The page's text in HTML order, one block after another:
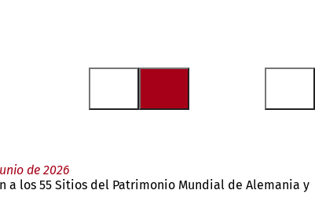
de 2026
a los 55 Sitios del Patrimonio Mundial de Alemania y